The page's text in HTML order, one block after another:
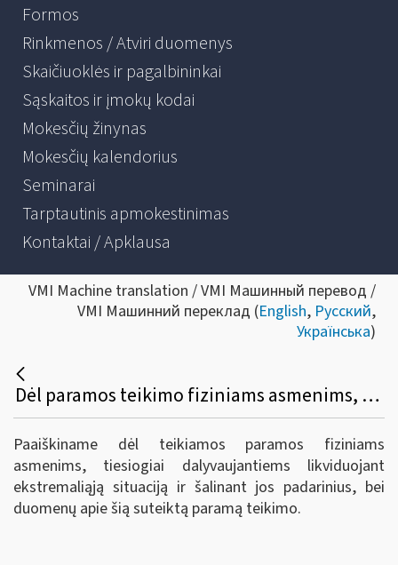
Formos
Rinkmenos / Atviri duomenys
Skaičiuoklės ir pagalbininkai
Sąskaitos ir įmokų kodai
Mokesčių žinynas
Mokesčių kalendorius
Seminarai
Tarptautinis apmokestinimas
Kontaktai / Apklausa
VMI Machine translation / VMI Машинный перевод /
VMI Машинний переклад (English, Русский,
Українська)
Dėl paramos teikimo fiziniams asmenims, dalyvaujantiems likviduojant ekstremaliąją situaciją ir šalinant jos padarinius
Paaiškiname dėl teikiamos paramos fiziniams
asmenims, tiesiogiai dalyvaujantiems likviduojant
ekstremaliąją situaciją ir šalinant jos padarinius, bei
duomenų apie šią suteiktą paramą teikimo.